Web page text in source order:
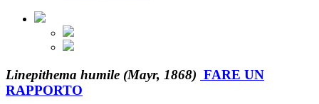
Linepithema humile (Mayr, 1868) FARE UN
RAPPORTO